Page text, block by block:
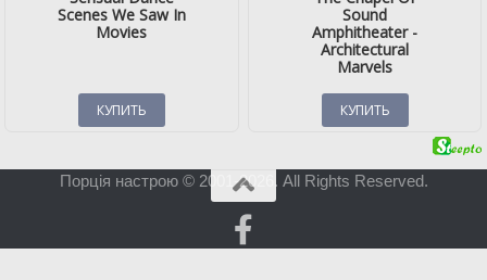
Порція настрою © 2001-2026. All Rights Reserved.